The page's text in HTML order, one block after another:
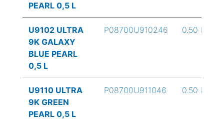
PEARL 0,5 L
U9102 ULTRA
9K GALAXY
BLUE PEARL
0,5 L
P08700U910246 0.50 L
U9110 ULTRA
9K GREEN
PEARL 0,5 L
P08700U911046 0.50 L